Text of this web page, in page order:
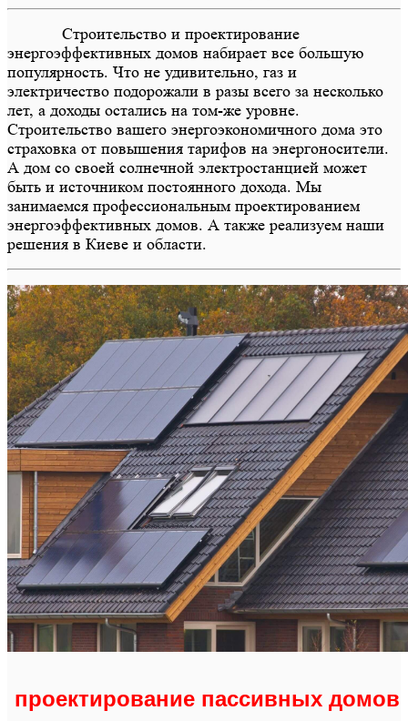
Строительство и проектирование
энергоэффективных домов набирает все большую
популярность. Что не удивительно, газ и
электричество подорожали в разы всего за несколько
лет, а доходы остались на том-же уровне.
Строительство вашего энергоэкономичного дома это
страховка от повышения тарифов на энергоносители.
А дом со своей солнечной электростанцией может
быть и источником постоянного дохода. Мы
занимаемся профессиональным проектированием
энергоэффективных домов. А также реализуем наши
решения в Киеве и области.
проектирование пассивных домов